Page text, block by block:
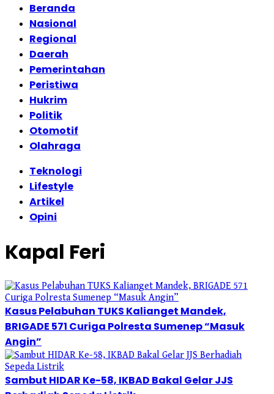
Beranda
Nasional
Regional
Daerah
Pemerintahan
Peristiwa
Hukrim
Politik
Otomotif
Olahraga
Teknologi
Lifestyle
Artikel
Opini
Kapal Feri
Kasus Pelabuhan TUKS Kalianget Mandek,
BRIGADE 571 Curiga Polresta Sumenep “Masuk
Angin”
Sambut HIDAR Ke-58, IKBAD Bakal Gelar JJS